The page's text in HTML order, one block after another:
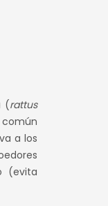
(rattus
a los
(evita